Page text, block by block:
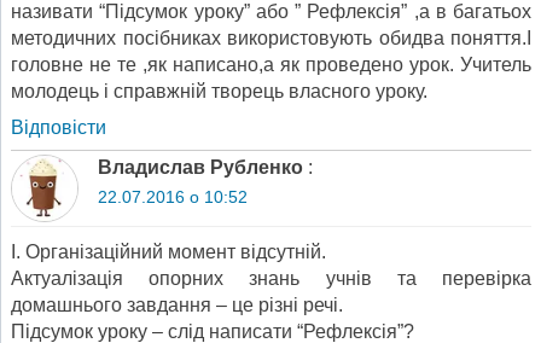
називати “Підсумок уроку” або ” Рефлексія” ,а в багатьох
методичних посібниках використовують обидва поняття.І
головне не те ,як написано,а як проведено урок. Учитель
молодець і справжній творець власного уроку.
Відповіcти
Владислав Рубленко :
22.07.2016 о 10:52
І. Організаційний момент відсутній.
Актуалізація опорних знань учнів та перевірка
домашнього завдання – це різні речі.
Підсумок уроку – слід написати “Рефлексія”?